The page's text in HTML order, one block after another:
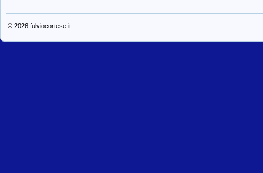
© 2026 fulviocortese.it